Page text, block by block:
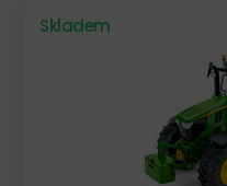
Skladem